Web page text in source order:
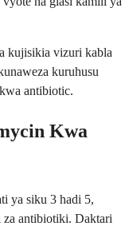
kujisikia vizuri kabla
kuruhusu
antibiotic.
Kwa
ya siku 3 hadi 5,
antibiotiki. Daktari